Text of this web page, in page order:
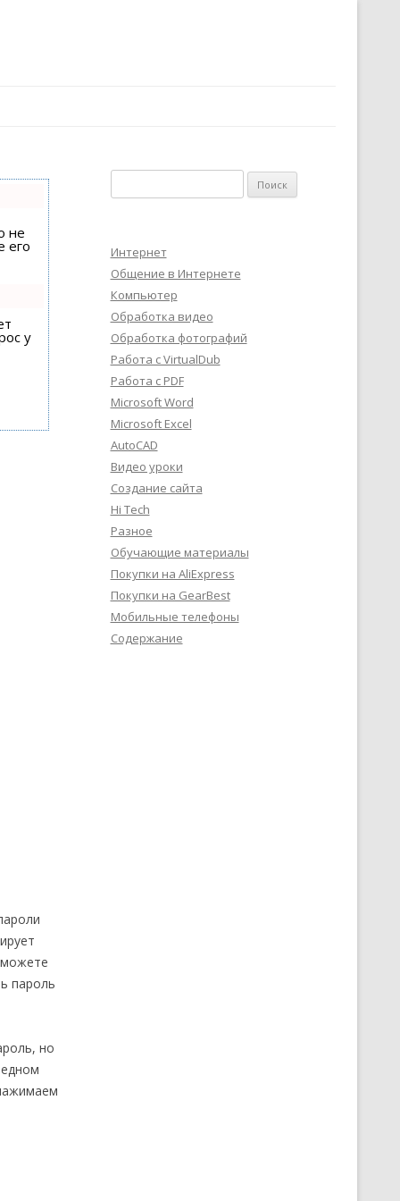
не
его
у
пароль
но
Интернет
Общение в Интернете
Компьютер
Обработка видео
Обработка фотографий
Работа с VirtualDub
Работа с PDF
Microsoft Word
Microsoft Excel
AutoCAD
Видео уроки
Создание сайта
Hi Tech
Разное
Обучающие материалы
Покупки на AliExpress
Покупки на GearBest
Мобильные телефоны
Содержание